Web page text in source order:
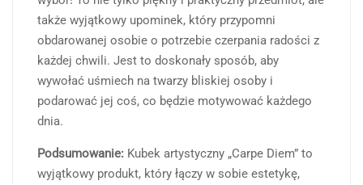
także wyjątkowy upominek, który przypomni
obdarowanej osobie o potrzebie czerpania radości z
każdej chwili. Jest to doskonały sposób, aby
wywołać uśmiech na twarzy bliskiej osoby i
podarować jej coś, co będzie motywować każdego
dnia.
Podsumowanie: Kubek artystyczny „Carpe Diem” to
wyjątkowy produkt, który łączy w sobie estetykę,